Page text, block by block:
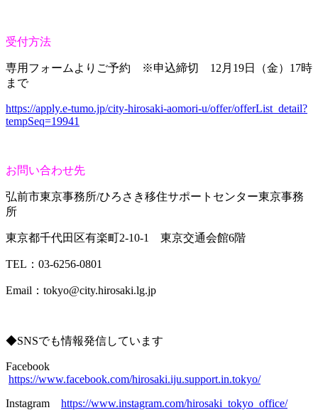
受付方法
専用フォームよりご予約 ※申込締切 12月19日（金）17時
まで
https://apply.e-tumo.jp/city-hirosaki-aomori-u/offer/offerList_detail?
tempSeq=19941
お問い合わせ先
弘前市東京事務所/ひろさき移住サポートセンター東京事務
所
東京都千代田区有楽町2-10-1 東京交通会館6階
TEL：03-6256-0801
Email：tokyo@city.hirosaki.lg.jp
◆SNSでも情報発信しています
Facebook
https://www.facebook.com/hirosaki.iju.support.in.tokyo/
Instagram https://www.instagram.com/hirosaki_tokyo_office/